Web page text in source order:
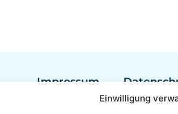
Einwilligung
Impressum
Rohrreinigung Berlin